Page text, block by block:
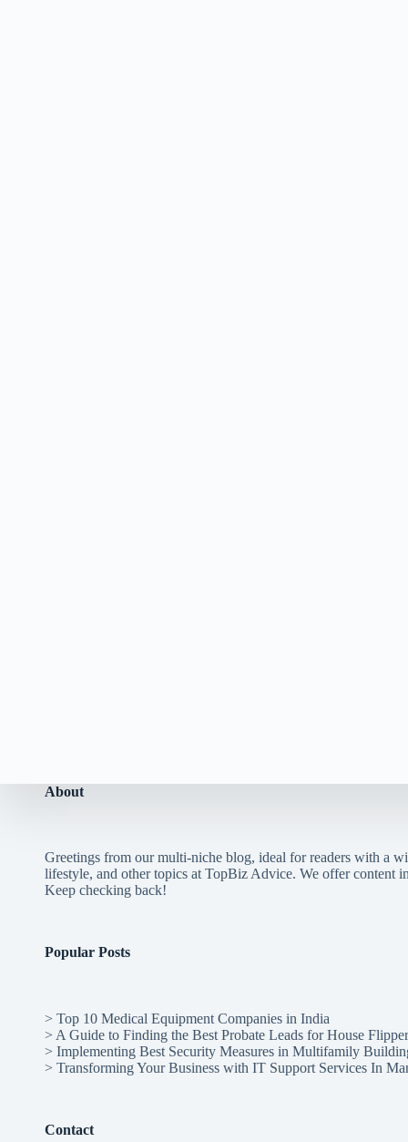
About
Greetings from our multi-niche blog, ideal for readers with a
lifestyle, and other topics at TopBiz Advice. We offer content
Keep checking back!
Popular Posts
> Top 10 Medical Equipment Companies in India
> A Guide to Finding the Best Probate Leads for House
> Implementing Best Security Measures in Multifamily
> Transforming Your Business with IT Support Services In
Contact